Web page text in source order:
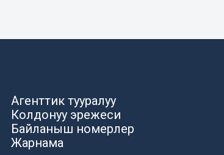
Агенттик тууралуу
Колдонуу эрежеси
Байланыш номерлер
Жарнама